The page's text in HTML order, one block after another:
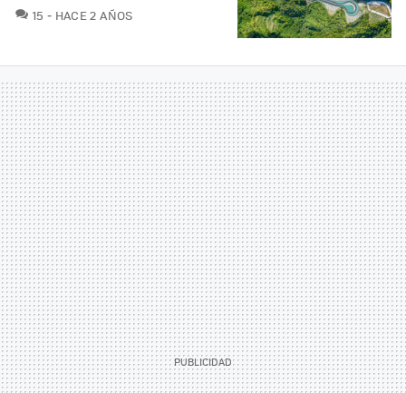
15 COMENTARIOS
HACE 2 AÑOS